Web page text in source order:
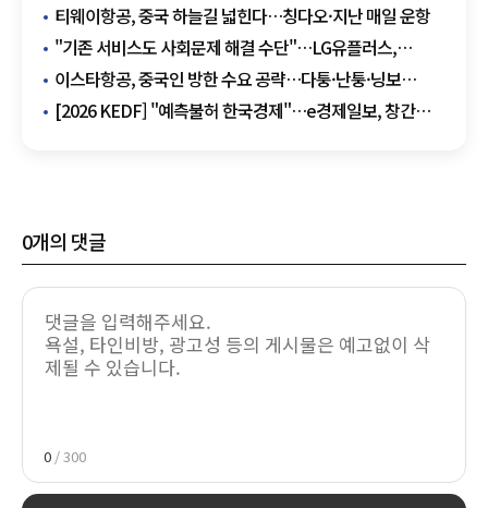
티웨이항공, 중국 하늘길 넓힌다…칭다오·지난 매일 운항
"기존 서비스도 사회문제 해결 수단"…LG유플러스,
제주포럼서 사회공헌 혁신 사례 발표
이스타항공, 중국인 방한 수요 공략…다퉁·난퉁·닝보
부정기편 운항
[2026 KEDF] "예측불허 한국경제"…e경제일보, 창간
0개의 댓글
0 / 300